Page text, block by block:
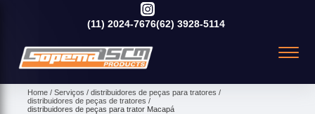
(11) 2024-7676(62) 3928-5114
Home Serviços
distribuidores de peças para tratores
distribuidores de peças de tratores
distribuidores de peças para trator Macapá